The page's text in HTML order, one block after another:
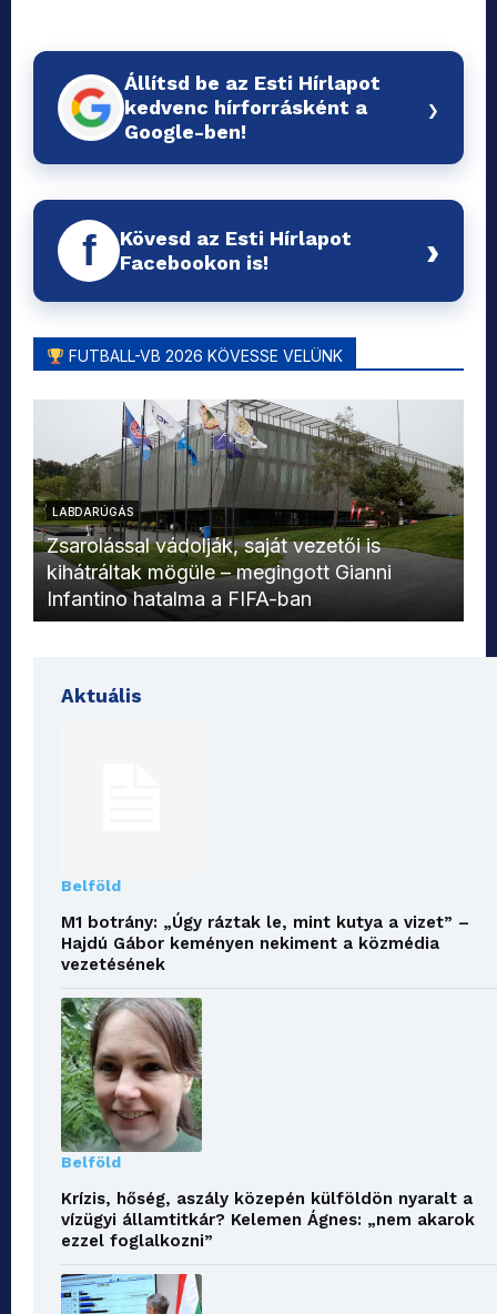
Állítsd be az Esti Hírlapot
kedvenc hírforrásként a
Google-ben!
›
f
Kövesd az Esti Hírlapot
Facebookon is!
›
FUTBALL-VB 2026 KÖVESSE VELÜNK
LABDARÚGÁS
Zsarolással vádolják, saját vezetői is
kihátráltak mögüle – megingott Gianni
Infantino hatalma a FIFA-ban
Aktuális
Belföld
M1 botrány: „Úgy ráztak le, mint kutya a vizet” –
Hajdú Gábor keményen nekiment a közmédia
vezetésének
Belföld
Krízis, hőség, aszály közepén külföldön nyaralt a
vízügyi államtitkár? Kelemen Ágnes: „nem akarok
ezzel foglalkozni”